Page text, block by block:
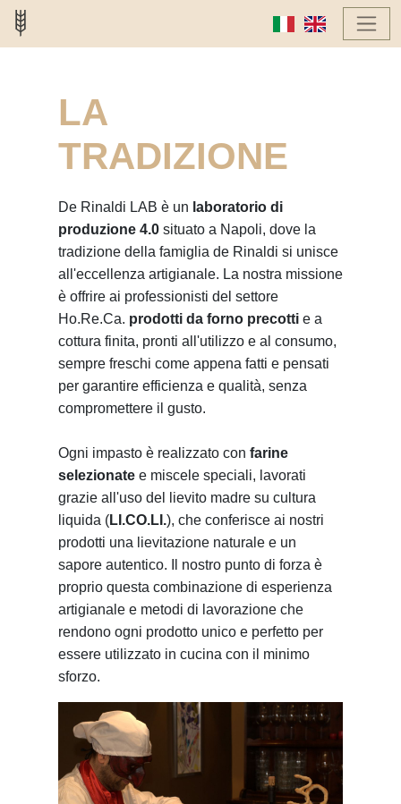
LA
TRADIZIONE
De Rinaldi LAB è un laboratorio di
produzione 4.0 situato a Napoli, dove la
tradizione della famiglia de Rinaldi si unisce
all'eccellenza artigianale. La nostra missione
è offrire ai professionisti del settore
Ho.Re.Ca. prodotti da forno precotti e a
cottura finita, pronti all'utilizzo e al consumo,
sempre freschi come appena fatti e pensati
per garantire efficienza e qualità, senza
compromettere il gusto.
Ogni impasto è realizzato con farine
selezionate e miscele speciali, lavorati
grazie all'uso del lievito madre su cultura
liquida (LI.CO.LI.), che conferisce ai nostri
prodotti una lievitazione naturale e un
sapore autentico. Il nostro punto di forza è
proprio questa combinazione di esperienza
artigianale e metodi di lavorazione che
rendono ogni prodotto unico e perfetto per
essere utilizzato in cucina con il minimo
sforzo.